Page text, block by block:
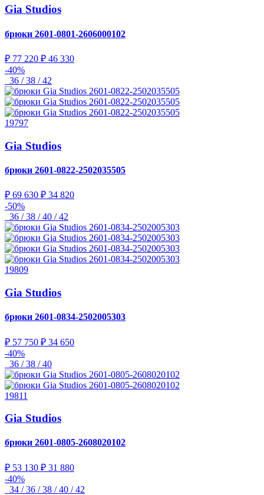
Gia Studios
брюки 2601-0801-2606000102
₽ 77 220 ₽ 46 330
-40%
36 / 38 / 42
19797
Gia Studios
брюки 2601-0822-2502035505
₽ 69 630 ₽ 34 820
-50%
36 / 38 / 40 / 42
19809
Gia Studios
брюки 2601-0834-2502005303
₽ 57 750 ₽ 34 650
-40%
36 / 38 / 40
19811
Gia Studios
брюки 2601-0805-2608020102
₽ 53 130 ₽ 31 880
-40%
34 / 36 / 38 / 40 / 42